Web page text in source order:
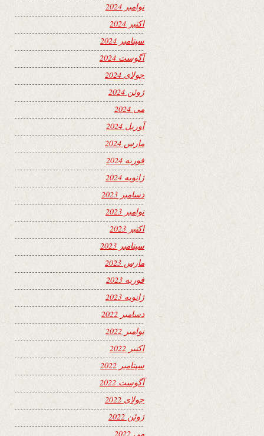
نوامبر 2024
اکتبر 2024
سپتامبر 2024
آگوست 2024
جولای 2024
ژوئن 2024
می 2024
آوریل 2024
مارس 2024
فوریه 2024
ژانویه 2024
دسامبر 2023
نوامبر 2023
اکتبر 2023
سپتامبر 2023
مارس 2023
فوریه 2023
ژانویه 2023
دسامبر 2022
نوامبر 2022
اکتبر 2022
سپتامبر 2022
آگوست 2022
جولای 2022
ژوئن 2022
می 2022